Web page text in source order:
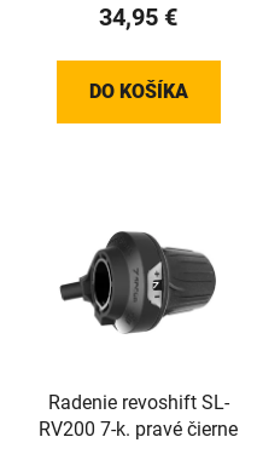
34,95 €
DO KOŠÍKA
Radenie revoshift SL-
RV200 7-k. pravé čierne